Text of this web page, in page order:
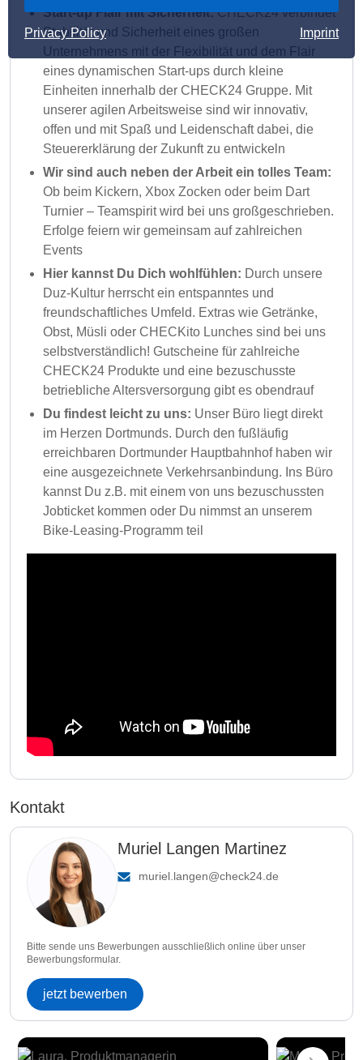
Privacy Policy Imprint
Start-up Flair mit Sicherheit:CHECK24 verbindet
Stabilität und Sicherheit eines großen
Unternehmens mit der Flexibilität und dem Flair
eines dynamischen Start-ups durch kleine
Einheiten innerhalb der CHECK24 Gruppe. Mit
unserer agilen Arbeitsweise sind wir innovativ,
offen und mit Spaß und Leidenschaft dabei, die
Steuererklärung der Zukunft zu entwickeln
Wir sind auch neben der Arbeit ein tolles Team:
Ob beim Kickern, Xbox Zocken oder beim Dart
Turnier – Teamspirit wird bei uns großgeschrieben.
Erfolge feiern wir gemeinsam auf zahlreichen
Events
Hier kannst Du Dich wohlfühlen: Durch unsere
Duz-Kultur herrscht ein entspanntes und
freundschaftliches Umfeld. Extras wie Getränke,
Obst, Müsli oder CHECKito Lunches sind bei uns
selbstverständlich! Gutscheine für zahlreiche
CHECK24 Produkte und eine bezuschusste
betriebliche Altersversorgung gibt es obendrauf
Du findest leicht zu uns: Unser Büro liegt direkt
im Herzen Dortmunds. Durch den fußläufig
erreichbaren Dortmunder Hauptbahnhof haben wir
eine ausgezeichnete Verkehrsanbindung. Ins Büro
kannst Du z.B. mit einem von uns bezuschussten
Jobticket kommen oder Du nimmst an unserem
Bike-Leasing-Programm teil
Kontakt
Muriel Langen Martinez
muriel.langen@check24.de
Bitte sende uns Bewerbungen ausschließlich online über unser
Bewerbungsformular.
jetzt bewerben